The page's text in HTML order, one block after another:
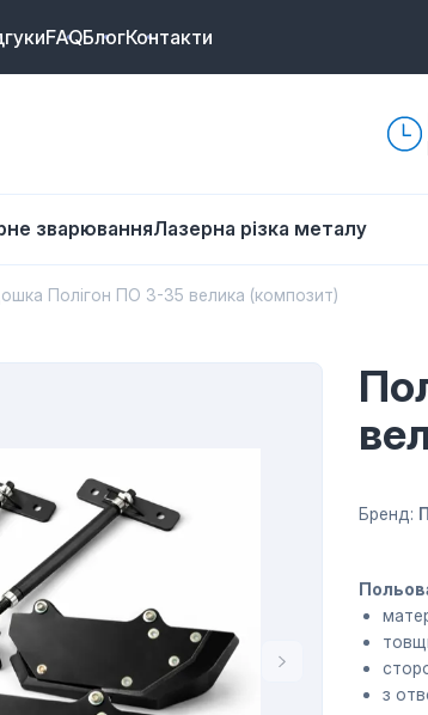
FAQБлогКонтакти
зварюванняЛазерна різка металу
Полігон ПО 3-35 велика (композит)
Бренд:
з